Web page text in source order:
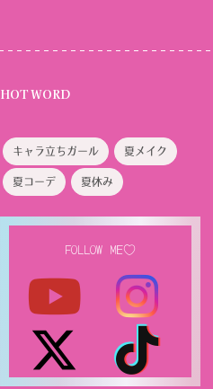
HOT WORD
キャラ立ちガール 夏メイク
夏コーデ 夏休み
FOLLOW ME♡